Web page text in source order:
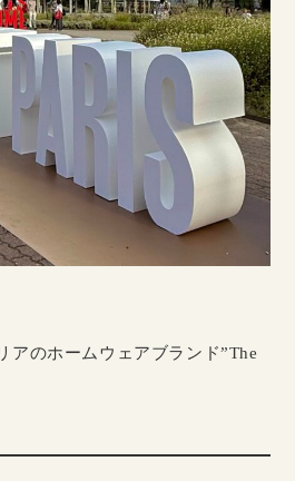
アのホームウェアブランド”The